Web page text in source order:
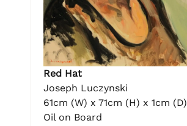
Red Hat
Joseph Luczynski
61cm (W) x 71cm (H) x 1cm (D)
Oil on Board